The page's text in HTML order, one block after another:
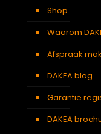
Shop
Waarom
Afspraak
DAKEA blog
Garantie
DAKEA